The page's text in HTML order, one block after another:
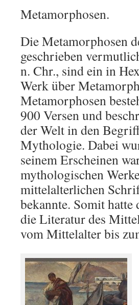
Metamorphosen.
Die Metamorphosen
geschrieben
n. Chr., sind ein in
Werk über
Metamorphosen
900 Versen und
der Welt in den
Mythologie. Dabei
seinem Erscheinen
mythologischen
mittelalterlichen
bekannte. Somit
die Literatur des
vom Mittelalter bis